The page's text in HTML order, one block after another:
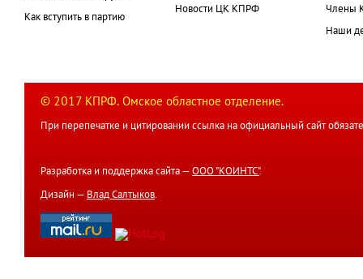
Как вступить в партию
Новости ЦК КПРФ Члены
Наши
© 2017 КПРФ. Омское областное отделение.
При перепечатке и цитировании ссылка на официальный сайт
Разработка и поддержка сайта — ООО "КОИНТС".
Дизайн — Влад Салтыков.